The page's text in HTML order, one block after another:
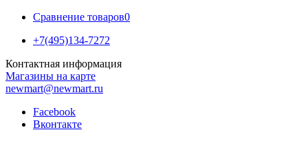
Сравнение товаров0
+7(495)134-7272
Контактная информация
Магазины на карте
newmart@newmart.ru
Facebook
Вконтакте